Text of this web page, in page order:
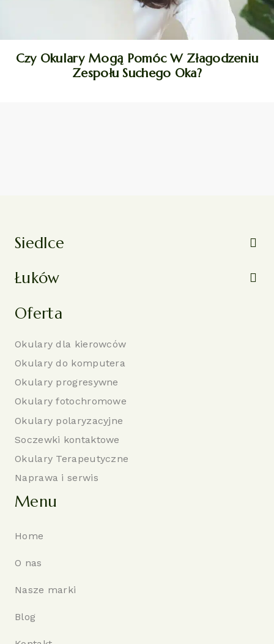
Czy Okulary Mogą Pomóc W Złagodzeniu
Zespołu Suchego Oka?
Siedlce
Łuków
Oferta
Okulary dla kierowców
Okulary do komputera
Okulary progresywne
Okulary fotochromowe
Okulary polaryzacyjne
Soczewki kontaktowe
Okulary Terapeutyczne
Naprawa i serwis
Menu
Home
O nas
Nasze marki
Blog